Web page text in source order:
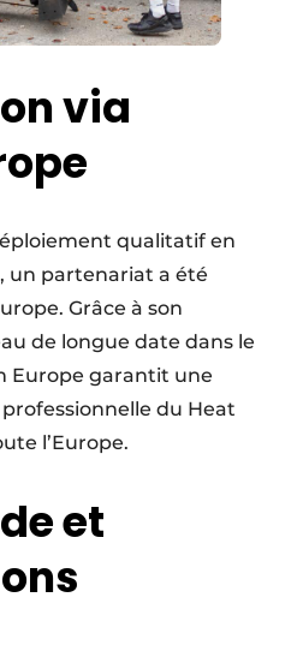
via
qualitatif en
un partenariat a été
Grâce à son
de longue date dans le
Europe garantit une
du Heat
l’Europe.
et